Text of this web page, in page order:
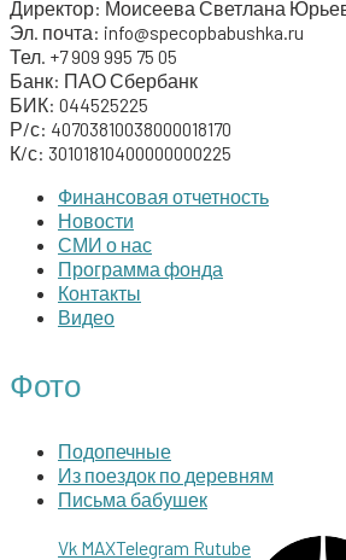
:
Директор: Моисеева Светлана
Эл. почта: info@specopbabushka.ru
Тел. +7 909 995 75 05
Банк: ПАО Сбербанк
БИК: 044525225
Р/с: 40703810038000018170
К/с: 30101810400000000225
Финансовая отчетность
Новости
СМИ о нас
Программа фонда
Контакты
Видео
Фото
Подопечные
Из поездок по деревням
Письма бабушек
Vk MAXTelegram Rutube